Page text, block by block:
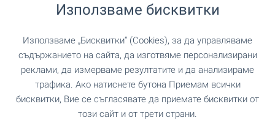
Пазар на 19.8 км.
Пекарна на 18.4 км.
Мол "Мол Велико Търново" на 19.2 км.
Използваме бисквитки
Използваме „Бисквитки“ (Cookies), за да управляваме
съдържанието на сайта, да изготвяме персонализирани
реклами, да измерваме резултатите и да анализираме
трафика. Ако натиснете бутона Приемам всички
бисквитки, Вие се съгласявате да приемате бисквитки от
този сайт и от трети страни.